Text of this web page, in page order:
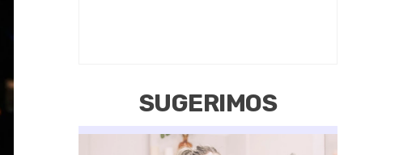
SUGERIMOS